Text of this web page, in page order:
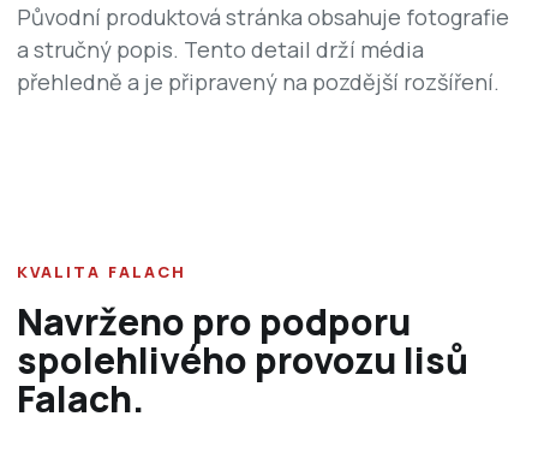
Původní produktová stránka obsahuje fotografie
a stručný popis. Tento detail drží média
přehledně a je připravený na pozdější rozšíření.
KVALITA FALACH
Navrženo pro podporu
spolehlivého provozu lisů
Falach.